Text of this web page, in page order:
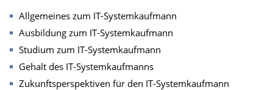
Allgemeines zum IT-Systemkaufmann
Ausbildung zum IT-Systemkaufmann
Studium zum IT-Systemkaufmann
Gehalt des IT-Systemkaufmanns
Zukunftsperspektiven für den IT-Systemkaufmann